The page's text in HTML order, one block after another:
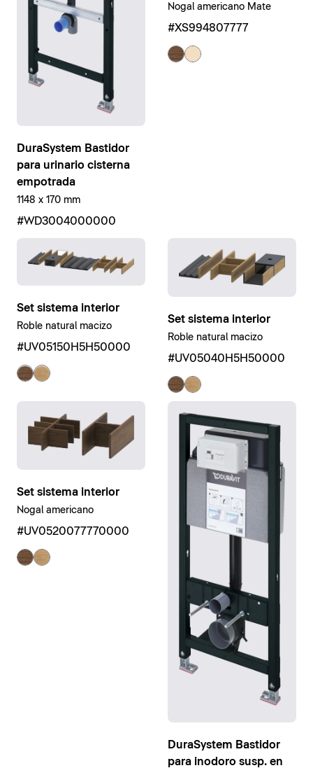
DuraSystem Bastidor
para urinario cisterna
empotrada
1148 x 170 mm
#WD3004000000
Nogal americano Mate
#XS994807777
Set sistema interior
Roble natural macizo
#UV05150H5H50000
Set sistema interior
Roble natural macizo
#UV05040H5H50000
Set sistema interior
Nogal americano
#UV0520077770000
DuraSystem Bastidor
para inodoro susp. en